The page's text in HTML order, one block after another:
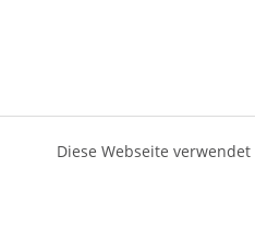
Diese Webseite